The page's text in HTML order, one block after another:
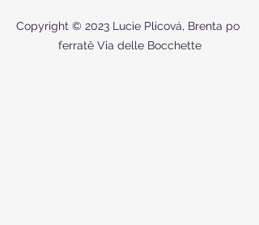
Copyright © 2023 Lucie Plicová, Brenta po
ferratě Via delle Bocchette